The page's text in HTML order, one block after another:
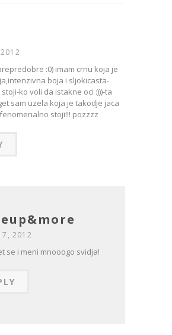
:0) imam crnu koja je
boja i sljokicasta-
ko voli da istakne oci :)))-ta
sam uzela koja je takodje jaca
stoji!!! pozzzz
2012
se i meni mnooogo svidja!